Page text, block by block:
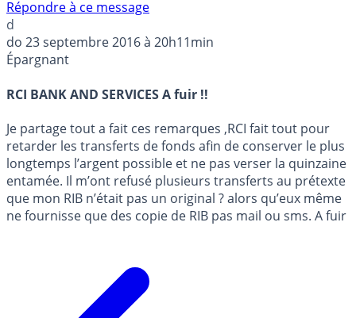
Répondre à ce message
d
do 23 septembre 2016 à 20h11min
Épargnant
RCI BANK AND SERVICES A fuir !!
Je partage tout a fait ces remarques ,RCI fait tout pour
retarder les transferts de fonds afin de conserver le plus
longtemps l’argent possible et ne pas verser la quinzaine
entamée. Il m’ont refusé plusieurs transferts au prétexte
que mon RIB n’était pas un original ? alors qu’eux même
ne fournisse que des copie de RIB pas mail ou sms. A fuir